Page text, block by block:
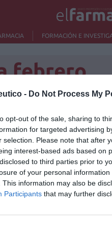
- Do Not Process My
opt-out of the sale, sharing to
for targeted advertising
selection. Please note that after
interest-based ads based on
to third parties prior to
of your personal
This information may also be
Participants that may further
FORMACIÓN E
febrero
no han
en febrero
04/2014
de pago que marca el
5 de abril no pagó a los
durante el mes de